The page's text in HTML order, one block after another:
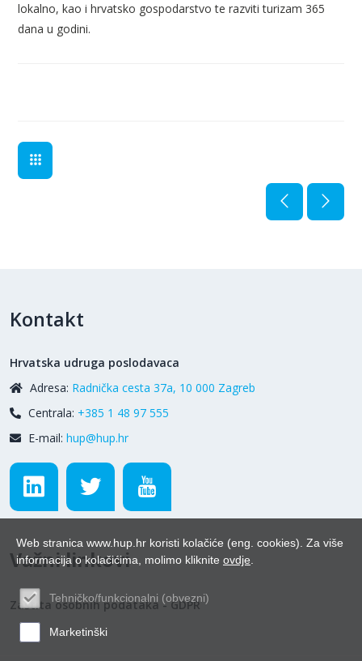
lokalno, kao i hrvatsko gospodarstvo te razviti turizam 365
dana u godini.
Kontakt
Hrvatska udruga poslodavaca
Adresa: Radnička cesta 37a, 10 000 Zagreb
Centrala: +385 1 48 97 555
E-mail: hup@hup.hr
Važni linkovi
Zaštita osobnih podataka - GDPR
Web stranica www.hup.hr koristi kolačiće (eng. cookies). Za više
informacija o kolačićima, molimo kliknite ovdje
Tehničko/funkcionalni (obvezni)
Marketinški